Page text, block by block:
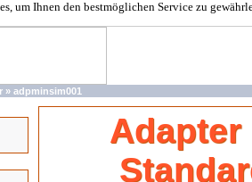
um Ihnen den bestmöglichen Service zu
» adpminsim001
Adapter